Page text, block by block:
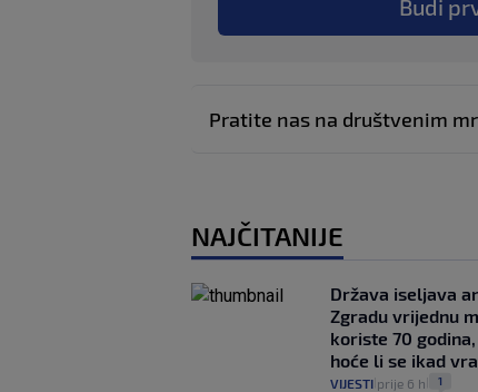
Budi
Pratite nas na društvenim
NAJČITANIJE
Država iseljava
Zgradu vrijednu
koriste 70
hoće li se ikad
VIJESTI prije 6 h 1